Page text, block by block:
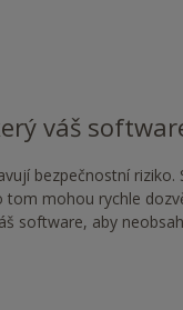
váš
bezpečnostní
tom mohou rychle
software, aby